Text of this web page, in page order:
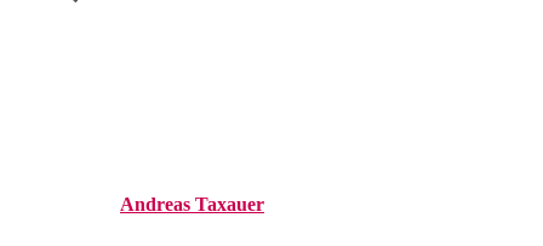
Andreas Taxauer